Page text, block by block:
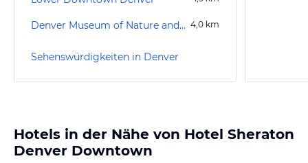
Denver Museum of Nature and Science 4,0 km
Sehenswürdigkeiten in Denver
Hotels in der Nähe von Hotel Sheraton
Denver Downtown